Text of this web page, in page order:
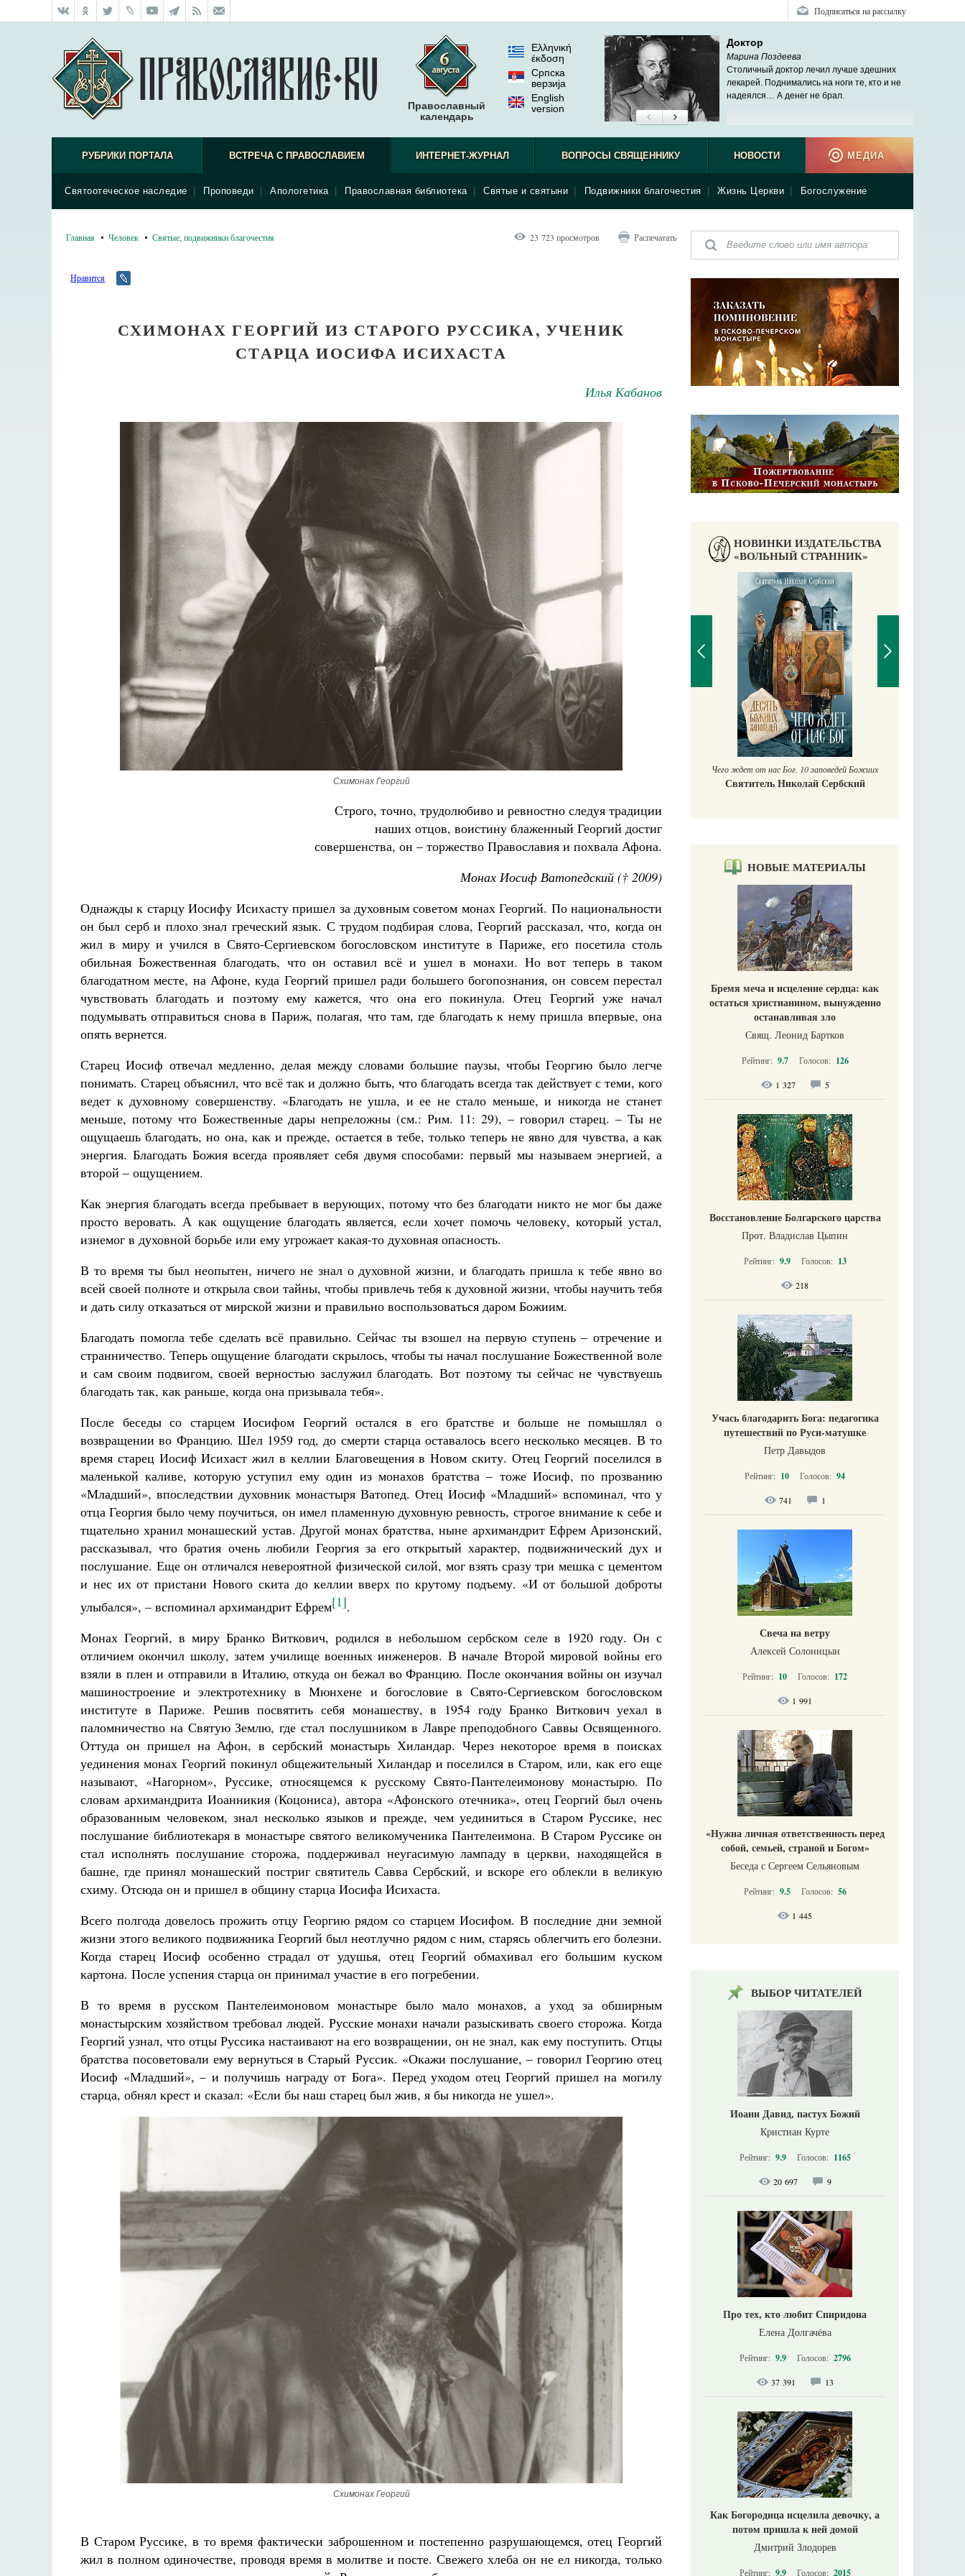
Подписаться на рассылку
Православный
календарь
Ελληνική
έκδοση
Српска
верзиjа
English
version
Доктор
Марина Поздеева
Столичный доктор лечил лучше здешних
лекарей. Поднимались на ноги те, кто и не
надеялся… А денег не брал.
РУБРИКИ ПОРТАЛА ВСТРЕЧА С ПРАВОСЛАВИЕМ
Святоотеческое наследие Проповеди Апологетика Православная библиотека Святые и святыни Подвижники благочестия Жизнь Церкви Богослужение
ИНТЕРНЕТ-ЖУРНАЛ ВОПРОСЫ СВЯЩЕННИКУ НОВОСТИ МЕДИА
Главная Человек Святые, подвижники благочестия 23 723 просмотров Распечатать
Нравится
СХИМОНАХ ГЕОРГИЙ ИЗ СТАРОГО РУССИКА, УЧЕНИК
СТАРЦА ИОСИФА ИСИХАСТА
Илья Кабанов
Схимонах Георгий
Строго, точно, трудолюбиво и ревностно следуя традиции
наших отцов, воистину блаженный Георгий достиг
совершенства, он – торжество Православия и похвала Афона.
Монах Иосиф Ватопедский († 2009)
Однажды к старцу Иосифу Исихасту пришел за духовным советом монах Георгий. По национальности
он был серб и плохо знал греческий язык. С трудом подбирая слова, Георгий рассказал, что, когда он
жил в миру и учился в Свято-Сергиевском богословском институте в Париже, его посетила столь
обильная Божественная благодать, что он оставил всё и ушел в монахи. Но вот теперь в таком
благодатном месте, на Афоне, куда Георгий пришел ради большего богопознания, он совсем перестал
чувствовать благодать и поэтому ему кажется, что она его покинула. Отец Георгий уже начал
подумывать отправиться снова в Париж, полагая, что там, где благодать к нему пришла впервые, она
опять вернется.
Старец Иосиф отвечал медленно, делая между словами большие паузы, чтобы Георгию было легче
понимать. Старец объяснил, что всё так и должно быть, что благодать всегда так действует с теми, кого
ведет к духовному совершенству. «Благодать не ушла, и ее не стало меньше, и никогда не станет
меньше, потому что Божественные дары непреложны (см.: Рим. 11: 29), – говорил старец. – Ты не
ощущаешь благодать, но она, как и прежде, остается в тебе, только теперь не явно для чувства, а как
энергия. Благодать Божия всегда проявляет себя двумя способами: первый мы называем энергией, а
второй – ощущением.
Как энергия благодать всегда пребывает в верующих, потому что без благодати никто не мог бы даже
просто веровать. А как ощущение благодать является, если хочет помочь человеку, который устал,
изнемог в духовной борьбе или ему угрожает какая-то духовная опасность.
В то время ты был неопытен, ничего не знал о духовной жизни, и благодать пришла к тебе явно во
всей своей полноте и открыла свои тайны, чтобы привлечь тебя к духовной жизни, чтобы научить тебя
и дать силу отказаться от мирской жизни и правильно воспользоваться даром Божиим.
Благодать помогла тебе сделать всё правильно. Сейчас ты взошел на первую ступень – отречение и
странничество. Теперь ощущение благодати скрылось, чтобы ты начал послушание Божественной воле
и сам своим подвигом, своей верностью заслужил благодать. Вот поэтому ты сейчас не чувствуешь
благодать так, как раньше, когда она призывала тебя».
После беседы со старцем Иосифом Георгий остался в его братстве и больше не помышлял о
возвращении во Францию. Шел 1959 год, до смерти старца оставалось всего несколько месяцев. В то
время старец Иосиф Исихаст жил в келлии Благовещения в Новом скиту. Отец Георгий поселился в
маленькой каливе, которую уступил ему один из монахов братства – тоже Иосиф, по прозванию
«Младший», впоследствии духовник монастыря Ватопед. Отец Иосиф «Младший» вспоминал, что у
отца Георгия было чему поучиться, он имел пламенную духовную ревность, строгое внимание к себе и
тщательно хранил монашеский устав. Другой монах братства, ныне архимандрит Ефрем Аризонский,
рассказывал, что братия очень любили Георгия за его открытый характер, подвижнический дух и
послушание. Еще он отличался невероятной физической силой, мог взять сразу три мешка с цементом
и нес их от пристани Нового скита до келлии вверх по крутому подъему. «И от большой доброты
улыбался», – вспоминал архимандрит Ефрем[1].
Монах Георгий, в миру Бранко Виткович, родился в небольшом сербском селе в 1920 году. Он с
отличием окончил школу, затем училище военных инженеров. В начале Второй мировой войны его
взяли в плен и отправили в Италию, откуда он бежал во Францию. После окончания войны он изучал
машиностроение и электротехнику в Мюнхене и богословие в Свято-Сергиевском богословском
институте в Париже. Решив посвятить себя монашеству, в 1954 году Бранко Виткович уехал в
паломничество на Святую Землю, где стал послушником в Лавре преподобного Саввы Освященного.
Оттуда он пришел на Афон, в сербский монастырь Хиландар. Через некоторое время в поисках
уединения монах Георгий покинул общежительный Хиландар и поселился в Старом, или, как его еще
называют, «Нагорном», Руссике, относящемся к русскому Свято-Пантелеимонову монастырю. По
словам архимандрита Иоанникия (Коцониса), автора «Афонского отечника», отец Георгий был очень
образованным человеком, знал несколько языков и прежде, чем уединиться в Старом Руссике, нес
послушание библиотекаря в монастыре святого великомученика Пантелеимона. В Старом Руссике он
стал исполнять послушание сторожа, поддерживал неугасимую лампаду в церкви, находящейся в
башне, где принял монашеский постриг святитель Савва Сербский, и вскоре его облекли в великую
схиму. Отсюда он и пришел в общину старца Иосифа Исихаста.
Всего полгода довелось прожить отцу Георгию рядом со старцем Иосифом. В последние дни земной
жизни этого великого подвижника Георгий был неотлучно рядом с ним, старясь облегчить его болезни.
Когда старец Иосиф особенно страдал от удушья, отец Георгий обмахивал его большим куском
картона. После успения старца он принимал участие в его погребении.
В то время в русском Пантелеимоновом монастыре было мало монахов, а уход за обширным
монастырским хозяйством требовал людей. Русские монахи начали разыскивать своего сторожа. Когда
Георгий узнал, что отцы Руссика настаивают на его возвращении, он не знал, как ему поступить. Отцы
братства посоветовали ему вернуться в Старый Руссик. «Окажи послушание, – говорил Георгию отец
Иосиф «Младший», – и получишь награду от Бога». Перед уходом отец Георгий пришел на могилу
старца, обнял крест и сказал: «Если бы наш старец был жив, я бы никогда не ушел».
Схимонах Георгий
В Старом Руссике, в то время фактически заброшенном и постепенно разрушающемся, отец Георгий
жил в полном одиночестве, проводя время в молитве и посте. Свежего хлеба он не ел никогда, только
НОВИНКИ ИЗДАТЕЛЬСТВА
«ВОЛЬНЫЙ СТРАННИК»
Разлуки не будет
Фредерика де Грааф Как найти своё место в жизни
Кирилл Мурышев
Великомученик Георгий Победоносец. Научись у
святого
Роман Котов Чего ждет от нас Бог. 10 заповедей Божиих
Святитель Николай Сербский
НОВЫЕ МАТЕРИАЛЫ
Бремя меча и исцеление сердца: как
остаться христианином, вынужденно
останавливая зло
Свящ. Леонид Бартков
Рейтинг: 9.7 Голосов: 126
1 327 5
Восстановление Болгарского царства
Прот. Владислав Цыпин
Рейтинг: 9.9 Голосов: 13
218
Учась благодарить Бога: педагогика
путешествий по Руси-матушке
Петр Давыдов
Рейтинг: 10 Голосов: 94
741 1
Свеча на ветру
Алексей Солоницын
Рейтинг: 10 Голосов: 172
1 991
«Нужна личная ответственность перед
собой, семьей, страной и Богом»
Беседа с Сергеем Сельяновым
Рейтинг: 9.5 Голосов: 56
1 445
ВЫБОР ЧИТАТЕЛЕЙ
Иоанн Давид, пастух Божий
Кристиан Курте
Рейтинг: 9.9 Голосов: 1165
20 697 9
Про тех, кто любит Спиридона
Елена Долгачёва
Рейтинг: 9.9 Голосов: 2796
37 391 13
Как Богородица исцелила девочку, а
потом пришла к ней домой
Дмитрий Злодорев
Рейтинг: 9.9 Голосов: 2015